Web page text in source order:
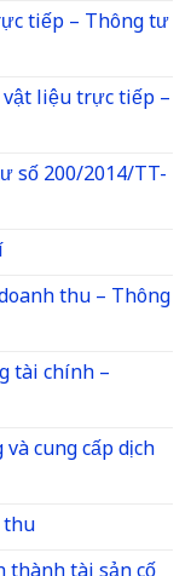
tiếp – Thông tư
liệu trực tiếp –
số 200/2014/TT-
thu – Thông
tài chính –
cung cấp dịch